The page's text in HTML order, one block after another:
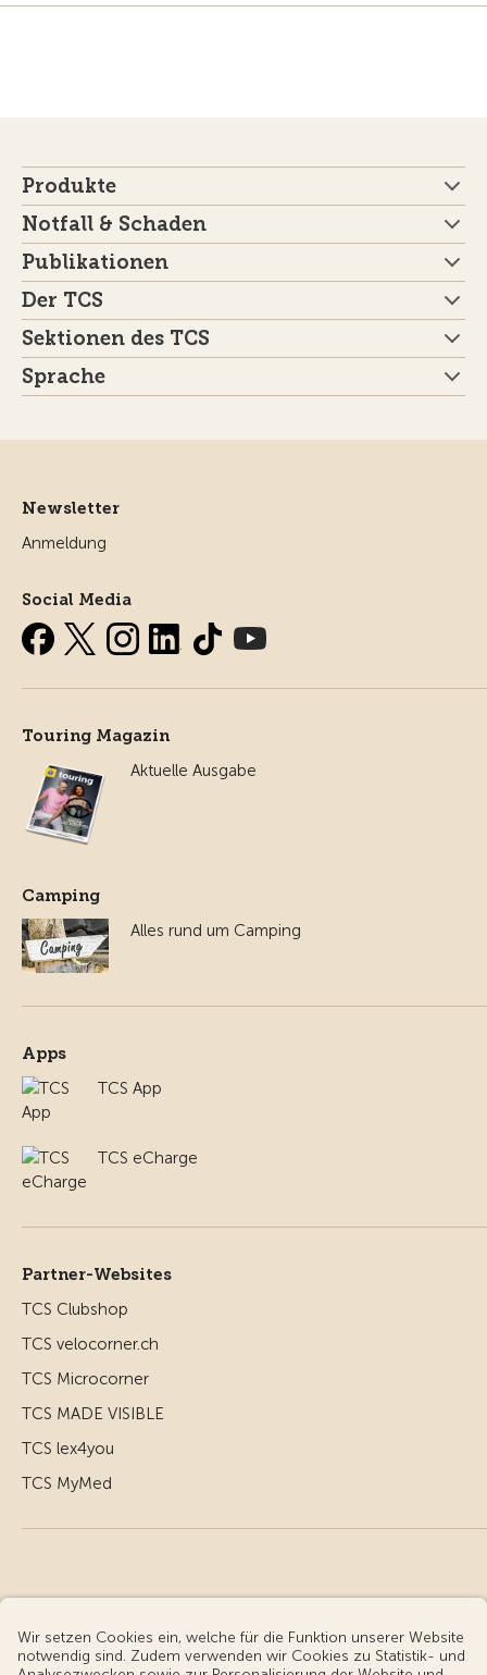
Produkte
Notfall & Schaden
Publikationen
Der TCS
Sektionen des TCS
Sprache
Newsletter
Anmeldung
Social Media
Touring Magazin
Aktuelle Ausgabe
Camping
Alles rund um Camping
Apps
TCS App
TCS eCharge
Partner-Websites
TCS Clubshop
TCS velocorner.ch
TCS Microcorner
TCS MADE VISIBLE
TCS lex4you
TCS MyMed